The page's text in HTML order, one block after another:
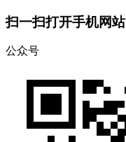
扫一扫打开手机网站
公众号